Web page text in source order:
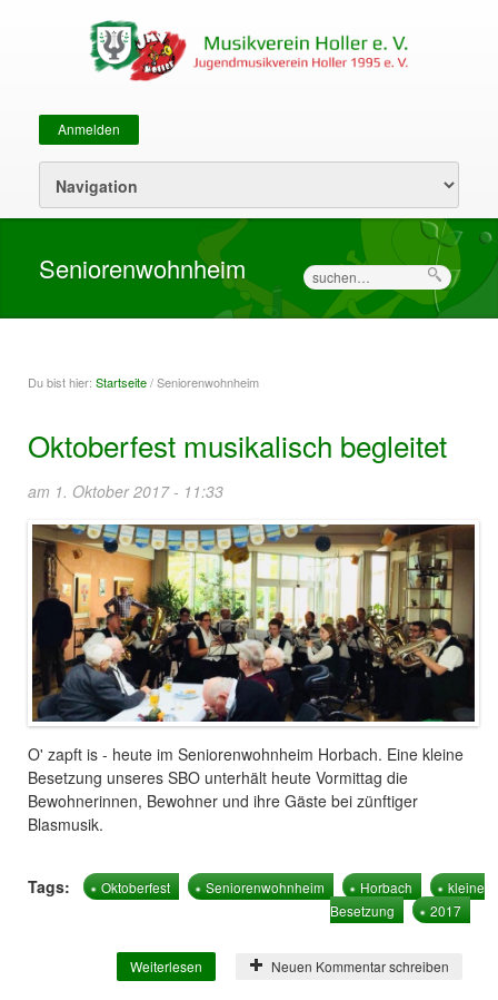
Sekundärmenü
Anmelden
Seniorenwohnheim Suche
Du bist hier:
Sie sind hier
Startseite/ Seniorenwohnheim
Oktoberfest musikalisch begleitet
am 1. Oktober 2017 - 11:33
O' zapft is - heute im Seniorenwohnheim Horbach. Eine kleine
Besetzung unseres SBO unterhält heute Vormittag die
Bewohnerinnen, Bewohner und ihre Gäste bei zünftiger
Blasmusik.
Tags: Oktoberfest Seniorenwohnheim Horbach
kleine
Besetzung
2017
Weiterlesen über Oktoberfest musikalisch begleitet
Neuen Kommentar schreiben